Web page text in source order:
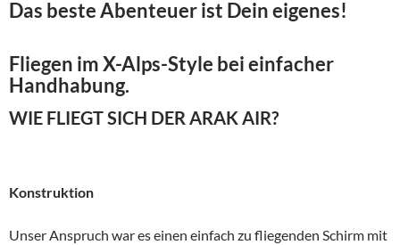
Das beste Abenteuer ist Dein eigenes!
Fliegen im X-Alps-Style bei einfacher
Handhabung.
WIE FLIEGT SICH DER ARAK AIR?
Konstruktion
Unser Anspruch war es einen einfach zu fliegenden Schirm mit